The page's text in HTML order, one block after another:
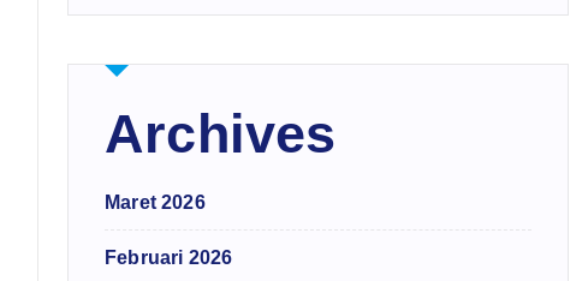
Archives
Maret 2026
Februari 2026